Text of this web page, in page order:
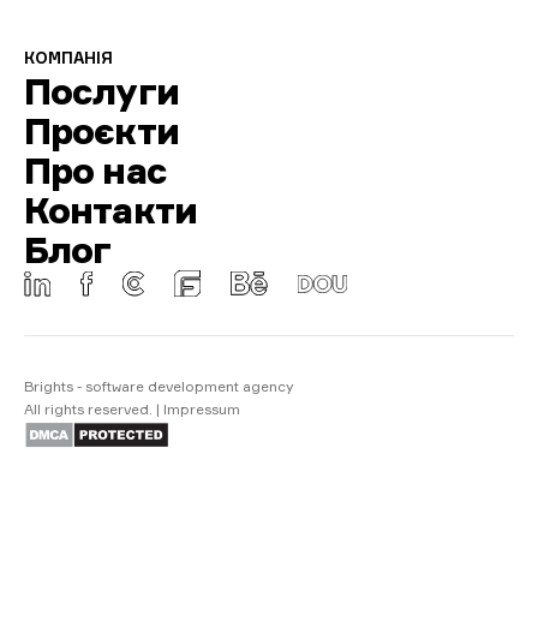
КОМПАНІЯ
Послуги
Проєкти
Про нас
Контакти
Блог
Brights - software development agency
All rights reserved. | Impressum